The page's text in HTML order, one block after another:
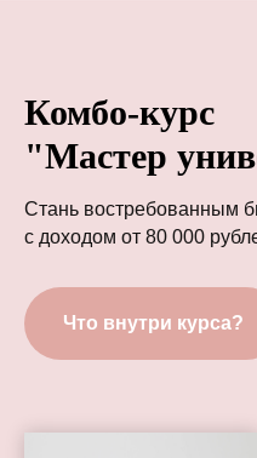
Комбо-курс
"Мастер
Стань востребованным
с доходом от 80 000
Что внутри курса?